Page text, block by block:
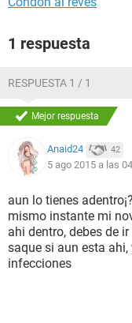
1 respuesta
RESPUESTA 1 / 1
Mejor respuesta
Anaid24 42
5 ago 2015 a las
aun lo tienes
mismo instante mi
ahi dentro, debes de
saque si aun esta
infecciones